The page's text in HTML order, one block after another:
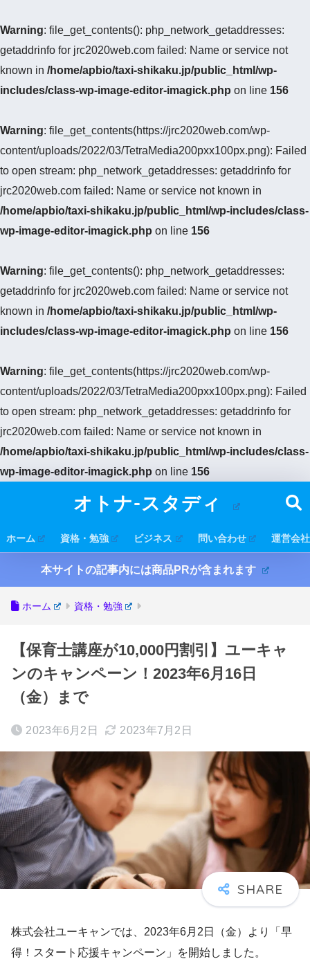
Warning: file_get_contents(): php_network_getaddresses:
getaddrinfo for jrc2020web.com failed: Name or service not
known in /home/apbio/taxi-shikaku.jp/public_html/wp-
includes/class-wp-image-editor-imagick.php on line 156
Warning: file_get_contents(https://jrc2020web.com/wp-
content/uploads/2022/03/TetraMedia200pxx100px.png): Failed
to open stream: php_network_getaddresses: getaddrinfo for
jrc2020web.com failed: Name or service not known in
/home/apbio/taxi-shikaku.jp/public_html/wp-includes/class-
wp-image-editor-imagick.php on line 156
Warning: file_get_contents(): php_network_getaddresses:
getaddrinfo for jrc2020web.com failed: Name or service not
known in /home/apbio/taxi-shikaku.jp/public_html/wp-
includes/class-wp-image-editor-imagick.php on line 156
Warning: file_get_contents(https://jrc2020web.com/wp-
content/uploads/2022/03/TetraMedia200pxx100px.png): Failed
to open stream: php_network_getaddresses: getaddrinfo for
jrc2020web.com failed: Name or service not known in
/home/apbio/taxi-shikaku.jp/public_html/wp-includes/class-
wp-image-editor-imagick.php on line 156
オトナ-スタディ
ホーム 資格・勉強 ビジネス 問い合わせ 運営会社
本サイトの記事内には商品PRが含まれます
ホーム 資格・勉強
【保育士講座が10,000円割引】ユーキャ
ンのキャンペーン！2023年6月16日
（金）まで
2023年6月2日 2023年7月2日
株式会社ユーキャンでは、2023年6月2日（金）より「早
得！スタート応援キャンペーン」を開始しました。